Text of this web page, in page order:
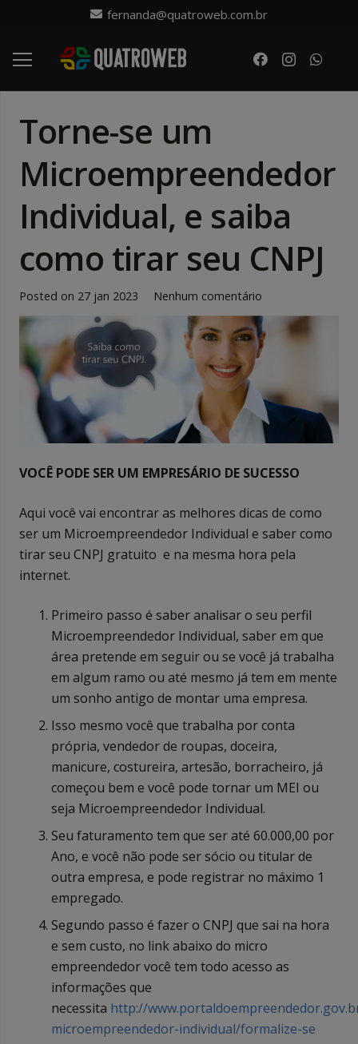
fernanda@quatroweb.com.br
Torne-se um
Microempreendedor
Individual, e saiba
como tirar seu CNPJ
Posted on 27 jan 2023 Nenhum comentário
VOCÊ PODE SER UM EMPRESÁRIO DE SUCESSO
Aqui você vai encontrar as melhores dicas de como
ser um Microempreendedor Individual e saber como
tirar seu CNPJ gratuito e na mesma hora pela
internet.
Primeiro passo é saber analisar o seu perfil
Microempreendedor Individual, saber em que
área pretende em seguir ou se você já trabalha
em algum ramo ou até mesmo já tem em mente
um sonho antigo de montar uma empresa.
Isso mesmo você que trabalha por conta
própria, vendedor de roupas, doceira,
manicure, costureira, artesão, borracheiro, já
começou bem e você pode tornar um MEI ou
seja Microempreendedor Individual.
Seu faturamento tem que ser até 60.000,00 por
Ano, e você não pode ser sócio ou titular de
outra empresa, e pode registrar no máximo 1
empregado.
Segundo passo é fazer o CNPJ que sai na hora
e sem custo, no link abaixo do micro
empreendedor você tem todo acesso as
informações que
necessita http://
microempreendedor-individual/formalize-se